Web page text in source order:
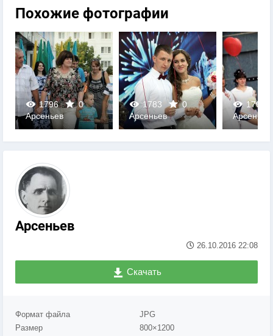
Похожие фотографии
1796
0
0
Арсеньев
1783
0
0
Арсеньев
1702
0
Арсеньев
Арсеньев
26.10.2016 22:08
Скачать
Формат файла
JPG
Размер
800×1200